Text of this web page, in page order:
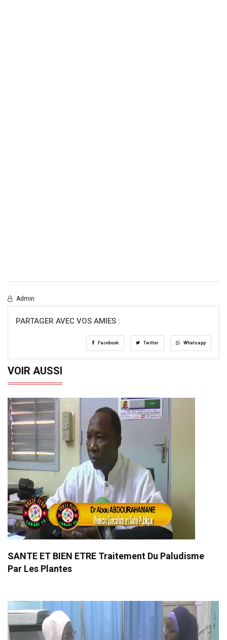
Admin
PARTAGER AVEC VOS AMIES :
Facebook Twitter Whatsapp
VOIR AUSSI
SANTE ET BIEN ETRE Traitement Du Paludisme
Par Les Plantes